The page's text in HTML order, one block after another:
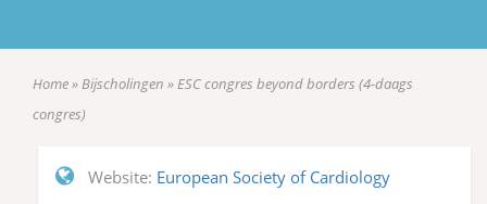
Home»Bijscholingen »ESC congres beyond borders (4-daags
congres)
Website: European Society of Cardiology